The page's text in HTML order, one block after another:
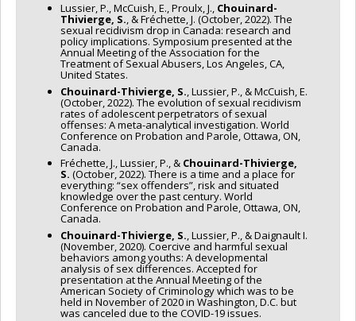
Lussier, P., McCuish, E., Proulx, J., Chouinard-
Thivierge, S., & Fréchette, J. (October, 2022). The
sexual recidivism drop in Canada: research and
policy implications. Symposium presented at the
Annual Meeting of the Association for the
Treatment of Sexual Abusers, Los Angeles, CA,
United States.
Chouinard-Thivierge, S., Lussier, P., & McCuish, E.
(October, 2022). The evolution of sexual recidivism
rates of adolescent perpetrators of sexual
offenses: A meta-analytical investigation. World
Conference on Probation and Parole, Ottawa, ON,
Canada.
Fréchette, J., Lussier, P., & Chouinard-Thivierge,
S. (October, 2022). There is a time and a place for
everything: “sex offenders”, risk and situated
knowledge over the past century. World
Conference on Probation and Parole, Ottawa, ON,
Canada.
Chouinard-Thivierge, S., Lussier, P., & Daignault I.
(November, 2020). Coercive and harmful sexual
behaviors among youths: A developmental
analysis of sex differences. Accepted for
presentation at the Annual Meeting of the
American Society of Criminology which was to be
held in November of 2020 in Washington, D.C. but
was canceled due to the COVID-19 issues.